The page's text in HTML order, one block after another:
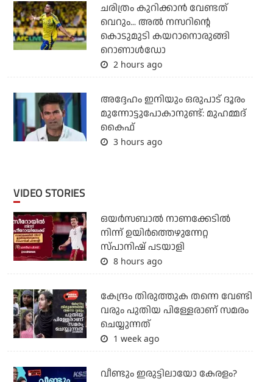
ചരിത്രം കുറിക്കാന്‍ വേണ്ടത്
വെറും... അല്‍ നസറിന്റെ
കൊടുമുടി കയറാനൊരുങ്ങി
റൊണാള്‍ഡോ
2 hours ago
അദ്ദേഹം ഇനിയും ഒരുപാട് ദൂരം
മുന്നോട്ടുപോകാനുണ്ട്: മുഹമ്മദ്
കൈഫ്
3 hours ago
VIDEO STORIES
ഒയര്‍സബാൽ നാണക്കേടിൽ
നിന്ന് ഉയിർത്തെഴുന്നേറ്റ
സ്പാനിഷ് പടയാളി
8 hours ago
കേന്ദ്രം തിരുത്തുക തന്നെ വേണ്ടി
വരും പുതിയ പിള്ളേരാണ് സമരം
ചെയ്യുന്നത്
1 week ago
വീണ്ടും ഇരുട്ടിലായോ കേരളം?